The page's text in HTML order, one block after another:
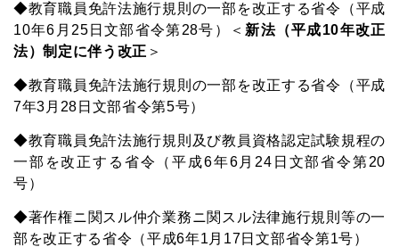
◆教育職員免許法施行規則の一部を改正する省令（平成
10年6月25日文部省令第28号）＜ 新法（平成10年改正
法）制定に伴う改正 ＞
◆教育職員免許法施行規則の一部を改正する省令（平成
7年3月28日文部省令第5号）
◆教育職員免許法施行規則及び教員資格認定試験規程の
一部を改正する省令（平成6年6月24日文部省令第20
号）
◆著作権ニ関スル仲介業務ニ関スル法律施行規則等の一
部を改正する省令（平成6年1月17日文部省令第1号）